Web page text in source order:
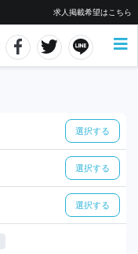
求人掲載希望はこちら
選択する
選択する
選択する